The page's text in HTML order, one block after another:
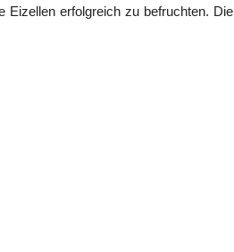
Eizellen erfolgreich zu befruchten. Die